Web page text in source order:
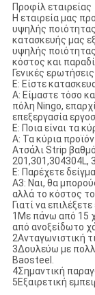
Προφίλ εταιρείας
Η εταιρεία μας
υψηλής ποιότητας
κατασκευής μας
υψηλής
κόστος και
Γενικές ερωτήσεις
Ε: Είστε
Α: Είμαστε τόσο
πόλη Ningo,
επεξεργασία
Ε: Ποια είναι τα
Α: Τα κύρια
Ατσάλι Strip
201,301,304304L,
Ε: Παρέχετε
Α3: Ναι, θα
αλλά το κόστος
Γιατί να
1Με πάνω από 15
από ανοξείδωτο
2Ανταγωνιστική
3Δουλεύω με
Baosteel.
4Σημαντική
5Εξαιρετική